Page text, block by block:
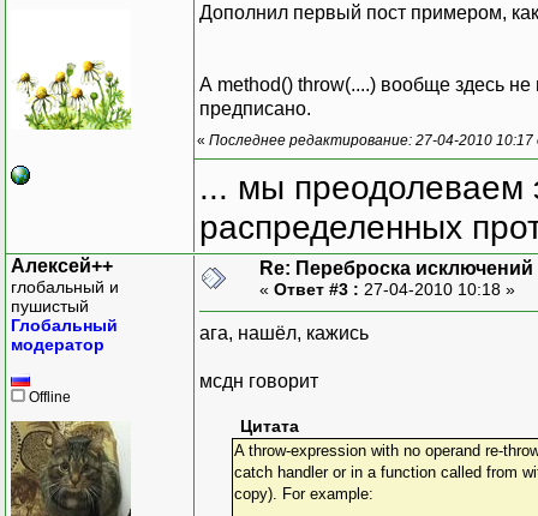
Дополнил первый пост примером,
А method() throw(....) вообще здесь
предписано.
« Последнее редактирование: 27-04-2010
... мы преодолеваем
распределенных
Алексей++
глобальный и
пушистый
Глобальный
модератор
Offline
Re: Переброска исключений
« Ответ #3 : 27-04-2010 10:18 »
ага, нашёл, кажись
мсдн говорит
Цитата
A throw-expression with no operand re-
catch handler or in a function called from
copy). For example: